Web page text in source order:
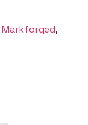
Markforged,